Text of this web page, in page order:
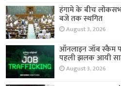
हंगामे के बीच
बजे तक स्थगित
August 3, 2026
ऑनलाइन जॉब स्कैम
पहली झलक आयी
August 3, 2026